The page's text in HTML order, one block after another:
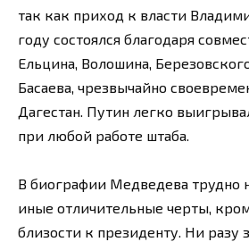
так как приход к власти
году состоялся благодаря
Ельцина, Волошина,
Басаева, чрезвычайно
Дагестан. Путин легко
при любой работе штаба.
В биографии Медведева трудно
иные отличительные черты,
близости к президенту. Ни разу